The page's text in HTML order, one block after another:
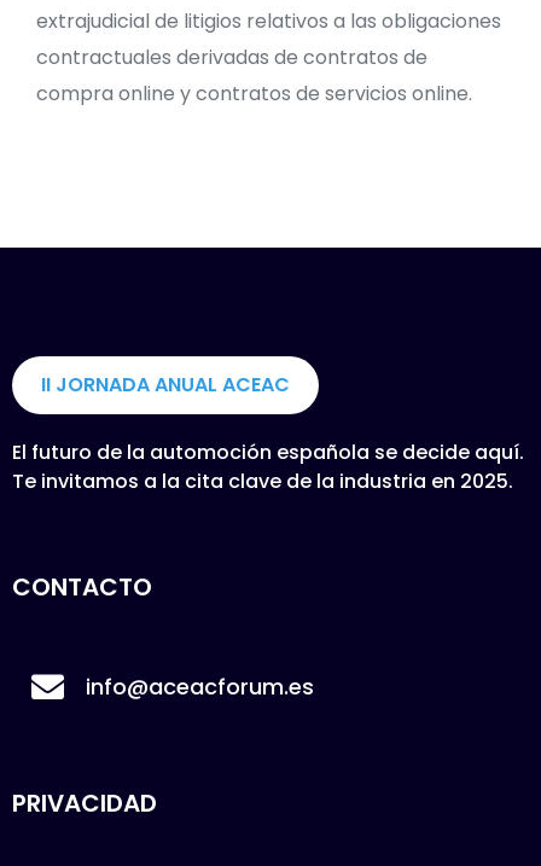
extrajudicial de litigios relativos a las obligaciones
contractuales derivadas de contratos de
compra online y contratos de servicios online.
II JORNADA ANUAL ACEAC
El futuro de la automoción española se decide aquí.
Te invitamos a la cita clave de la industria en 2025.
CONTACTO
info@aceacforum.es
PRIVACIDAD